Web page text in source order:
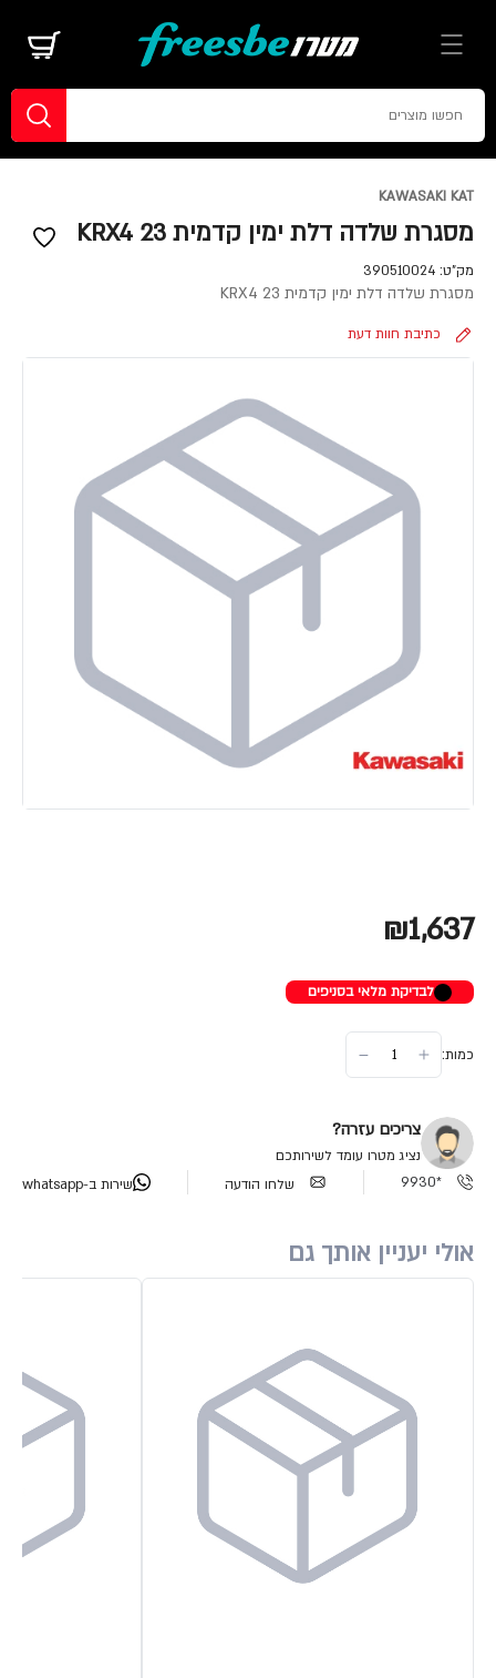
KAWASAKI KAT
מסגרת שלדה דלת ימין קדמית KRX4 23
מק"ט: 390510024
מסגרת שלדה דלת ימין קדמית KRX4 23
כתיבת חוות דעת
₪1,637
לבדיקת מלאי בסניפים
כמות:
צריכים עזרה?
נציג מטרו עומד לשירותכם
*9930
שלחו הודעה שירות ב-whatsapp
אולי יעניין אותך גם